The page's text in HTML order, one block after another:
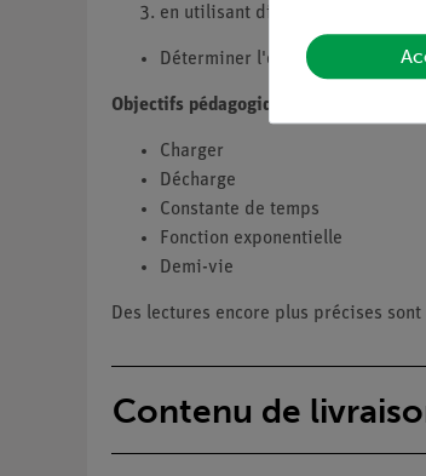
en utilisant différentes tensions
Déterminer l'équation
Objectifs pédagogiques
Charger
Décharge
Constante de temps
Fonction exponentielle
Demi-vie
Des lectures encore plus précises
Contenu de